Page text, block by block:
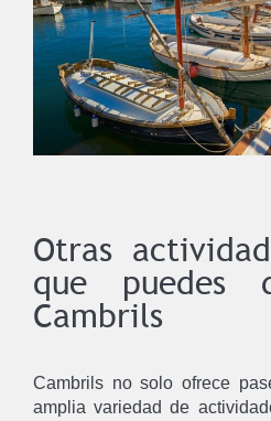
Otras
que puedes
Cambrils
Cambrils no solo ofrece
amplia variedad de